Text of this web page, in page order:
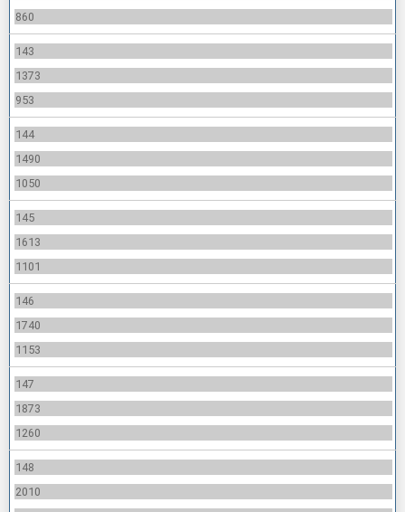
860
143
1373
953
144
1490
1050
145
1613
1101
146
1740
1153
147
1873
1260
148
2010